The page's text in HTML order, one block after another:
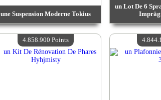
une Suspension Moderne Tokius
Valeur :4 936 100 Points
Quantité Disponible :4
un Lot De 6
Valeur :4
Quantité
4.858.900 Points